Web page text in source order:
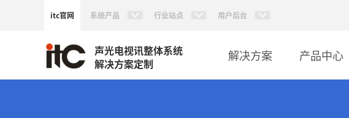
itc官网 系统产品 行业站点 用户后台
声光电视讯整体系统
解决方案定制
解决方案 产品中心